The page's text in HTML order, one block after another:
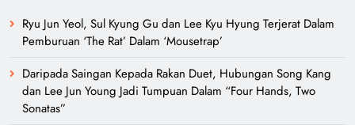
Ryu Jun Yeol, Sul Kyung Gu dan Lee Kyu Hyung Terjerat Dalam
Pemburuan ‘The Rat’ Dalam ‘Mousetrap’
Daripada Saingan Kepada Rakan Duet, Hubungan Song Kang
dan Lee Jun Young Jadi Tumpuan Dalam “Four Hands, Two
Sonatas”